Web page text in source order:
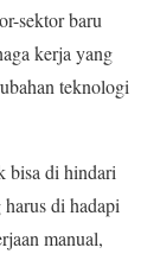
sektor baru
kerja yang
teknologi
bisa di hindari
di hadapi
manual,